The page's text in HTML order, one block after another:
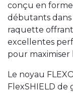
conçu en
débutants
raquette
excellentes
pour
Le noyau
FlexSHIELD